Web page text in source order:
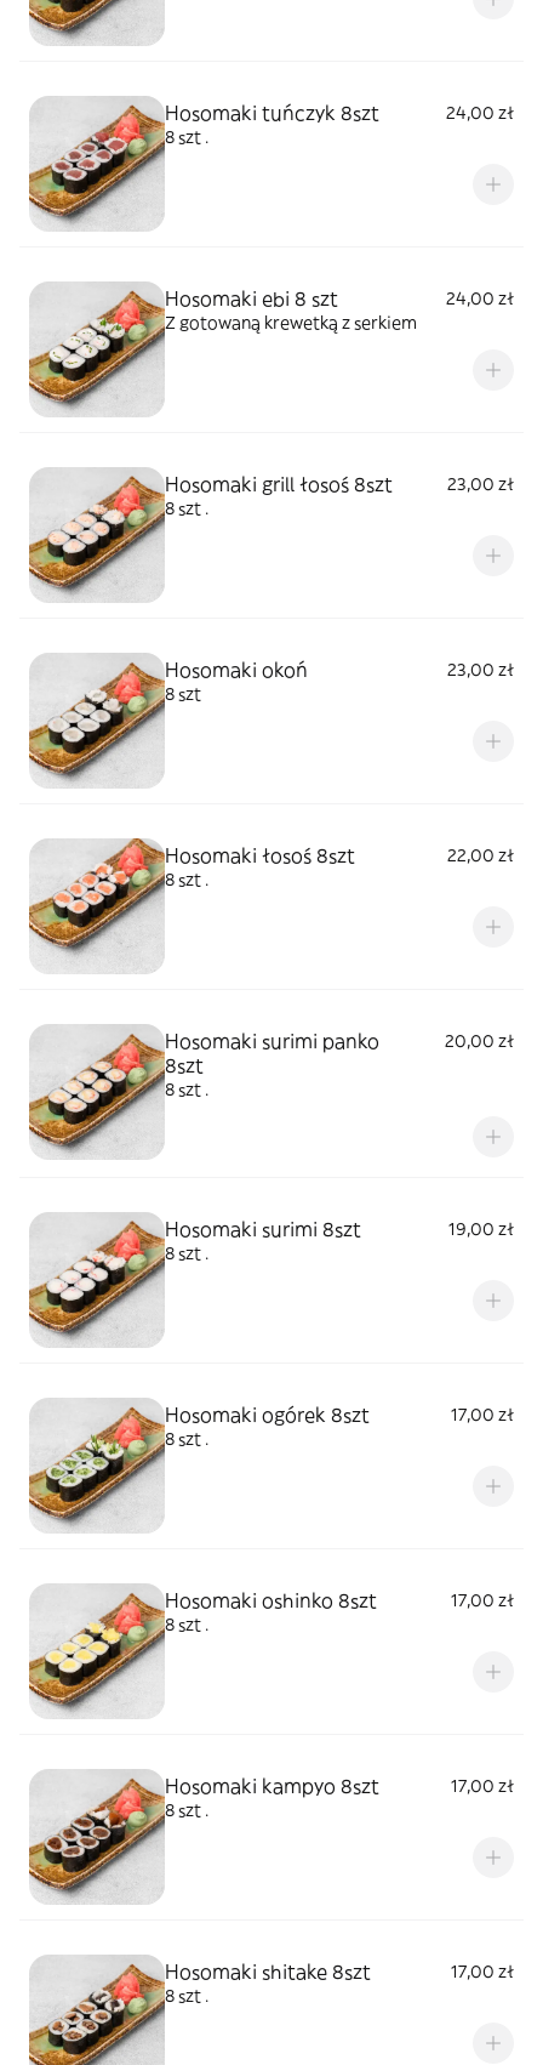
Hosomaki tuńczyk 8szt
24,00 zł
8 szt .
Hosomaki ebi 8 szt
24,00 zł
Z gotowaną krewetką z serkiem
Hosomaki grill łosoś 8szt
23,00 zł
8 szt .
Hosomaki okoń
23,00 zł
8 szt
Hosomaki łosoś 8szt
22,00 zł
8 szt .
Hosomaki surimi panko
8szt
20,00 zł
8 szt .
Hosomaki surimi 8szt
19,00 zł
8 szt .
Hosomaki ogórek 8szt
17,00 zł
8 szt .
Hosomaki oshinko 8szt
17,00 zł
8 szt .
Hosomaki kampyo 8szt
17,00 zł
8 szt .
Hosomaki shitake 8szt
17,00 zł
8 szt .